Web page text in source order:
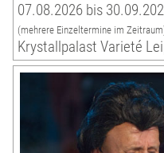
07.08.2026 bis
(mehrere Einzeltermine im
Krystallpalast Varieté